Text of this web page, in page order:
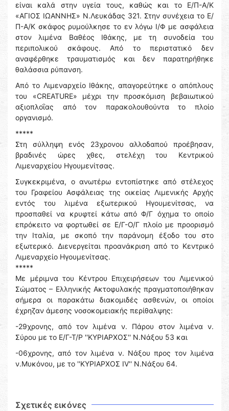
είναι καλά στην υγεία τους, καθώς και το Ε/Π-Α/Κ
«ΑΓΙΟΣ ΙΩΑΝΝΗΣ» Ν.Λευκάδας 321. Στην συνέχεια το Ε/
Π-Α/Κ σκάφος ρυμούλκησε το εν λόγω Ι/Φ με ασφάλεια
στον λιμένα Βαθέος Ιθάκης, με τη συνοδεία του
περιπολικού σκάφους. Από το περιστατικό δεν
αναφέρθηκε τραυματισμός και δεν παρατηρήθηκε
θαλάσσια ρύπανση.
Από το Λιμεναρχείο Ιθάκης, απαγορεύτηκε ο απόπλους
του «CREATURE» μέχρι την προσκόμιση βεβαιωτικού
αξιοπλοΐας από τον παρακολουθούντα το πλοίο
οργανισμό.
*****
Στη σύλληψη ενός 23χρονου αλλοδαπού προέβησαν,
βραδινές ώρες χθες, στελέχη του Κεντρικού
Λιμεναρχείου Ηγουμενίτσας.
Συγκεκριμένα, ο ανωτέρω εντοπίστηκε από στέλεχος
του Γραφείου Ασφάλειας της οικείας Λιμενικής Αρχής
εντός του λιμένα εξωτερικού Ηγουμενίτσας, να
προσπαθεί να κρυφτεί κάτω από Φ/Γ όχημα το οποίο
επρόκειτο να φορτωθεί σε Ε/Γ-Ο/Γ πλοίο με προορισμό
την Ιταλία, με σκοπό την παράνομη έξοδο του στο
εξωτερικό. Διενεργείται προανάκριση από το Κεντρικό
Λιμεναρχείο Ηγουμενίτσας.
*****
Με μέριμνα του Κέντρου Επιχειρήσεων του Λιμενικού
Σώματος – Ελληνικής Ακτοφυλακής πραγματοποιήθηκαν
σήμερα οι παρακάτω διακομιδές ασθενών, οι οποίοι
έχρηζαν άμεσης νοσοκομειακής περίθαλψης:
-29χρονης, από τον λιμένα ν. Πάρου στον λιμένα ν.
Σύρου με το Ε/Γ-Τ/Ρ ''ΚΥΡΙΑΡΧΟΣ'' Ν.Νάξου 53 και
-06χρονης, από τον λιμένα ν. Νάξου προς τον λιμένα
ν.Μυκόνου, με το ''ΚΥΡΙΑΡΧΟΣ ΙV'' Ν.Νάξου 64.
Σχετικές εικόνες